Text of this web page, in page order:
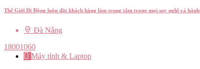
Thế Giới Di Động luôn đặt khách hàng làm trung tâm trong mọi suy nghĩ và hành
Đà Nẵng
18001060
Máy tính & Laptop